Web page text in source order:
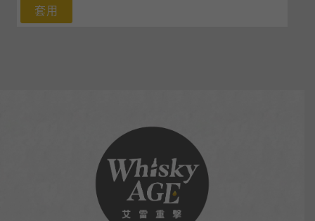
套用